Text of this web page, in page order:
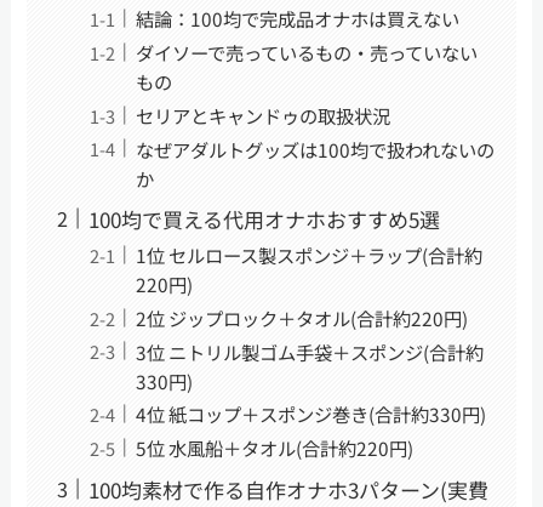
結論：100均で完成品オナホは買えない
ダイソーで売っているもの・売っていない
もの
セリアとキャンドゥの取扱状況
なぜアダルトグッズは100均で扱われないの
か
100均で買える代用オナホおすすめ5選
1位 セルロース製スポンジ＋ラップ(合計約
220円)
2位 ジップロック＋タオル(合計約220円)
3位 ニトリル製ゴム手袋＋スポンジ(合計約
330円)
4位 紙コップ＋スポンジ巻き(合計約330円)
5位 水風船＋タオル(合計約220円)
100均素材で作る自作オナホ3パターン(実費